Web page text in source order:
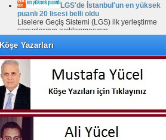
LGS'de İstanbul'un en yüksek
puanlı 20 lisesi belli oldu
Liselere Geçiş Sistemi (LGS) ilk yerleştirme
sonuçlarının açıklanmasının...
Milyonlarca emeklinin maaşında
kesinti yapılacak! Tutar netleşti
Sosyal Güvenlik Kurumu'nun yılbaşından bu
Köşe Yazarları